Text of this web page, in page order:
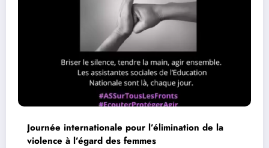
Journée internationale pour l’élimination de la
violence à l’égard des femmes